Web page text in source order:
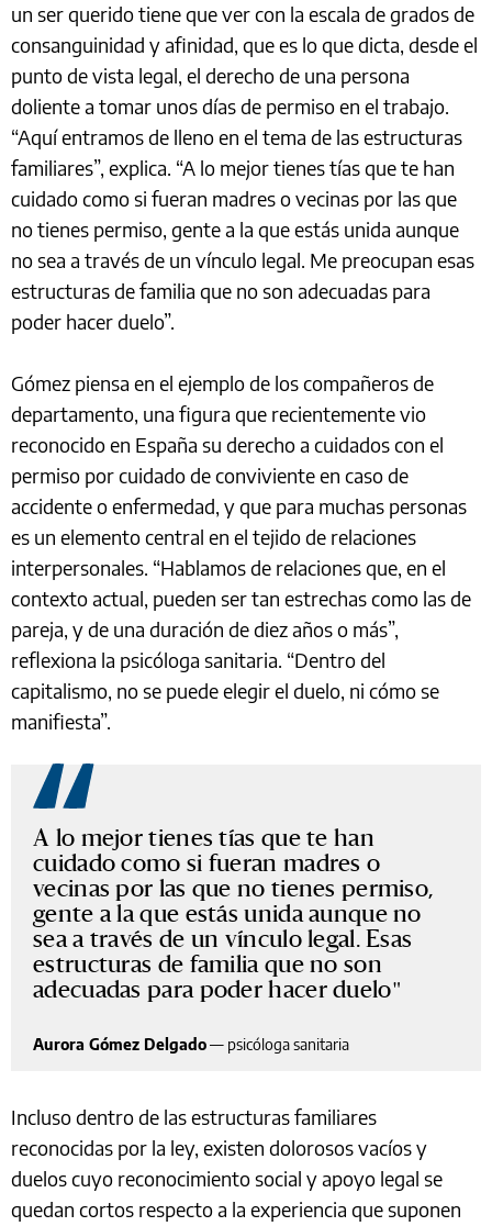
un ser querido tiene que ver con la escala de grados de
consanguinidad y afinidad, que es lo que dicta, desde el
punto de vista legal, el derecho de una persona
doliente a tomar unos días de permiso en el trabajo.
“Aquí entramos de lleno en el tema de las estructuras
familiares”, explica. “A lo mejor tienes tías que te han
cuidado como si fueran madres o vecinas por las que
no tienes permiso, gente a la que estás unida aunque
no sea a través de un vínculo legal. Me preocupan esas
estructuras de familia que no son adecuadas para
poder hacer duelo”.
Gómez piensa en el ejemplo de los compañeros de
departamento, una figura que recientemente vio
reconocido en España su derecho a cuidados con el
permiso por cuidado de conviviente en caso de
accidente o enfermedad, y que para muchas personas
es un elemento central en el tejido de relaciones
interpersonales. “Hablamos de relaciones que, en el
contexto actual, pueden ser tan estrechas como las de
pareja, y de una duración de diez años o más”,
reflexiona la psicóloga sanitaria. “Dentro del
capitalismo, no se puede elegir el duelo, ni cómo se
manifiesta”.
A lo mejor tienes tías que te han
cuidado como si fueran madres o
vecinas por las que no tienes permiso,
gente a la que estás unida aunque no
sea a través de un vínculo legal. Esas
estructuras de familia que no son
adecuadas para poder hacer duelo
Aurora Gómez Delgado— psicóloga sanitaria
Incluso dentro de las estructuras familiares
reconocidas por la ley, existen dolorosos vacíos y
duelos cuyo reconocimiento social y apoyo legal se
quedan cortos respecto a la experiencia que suponen